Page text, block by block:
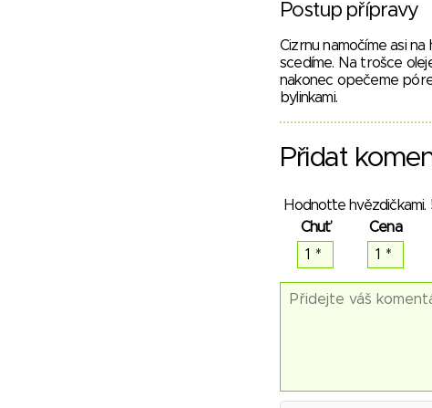
Postup přípravy
Cizrnu namočíme asi
scedíme. Na trošce
nakonec opečeme
bylinkami.
Přidat
Hodnoťte
Chuť
Cena